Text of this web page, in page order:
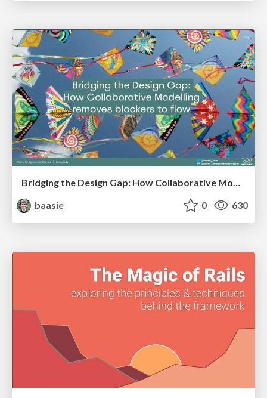
Bridging the Design Gap: How Collaborative Modelling removes blockers to flow between stakeholders and teams @FastFlow conf
baasie
0 630